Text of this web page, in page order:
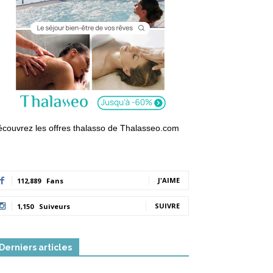
les offres thalasso de Thalasseo.com
112,889 Fans J'AIME
1,150 Suiveurs SUIVRE
articles